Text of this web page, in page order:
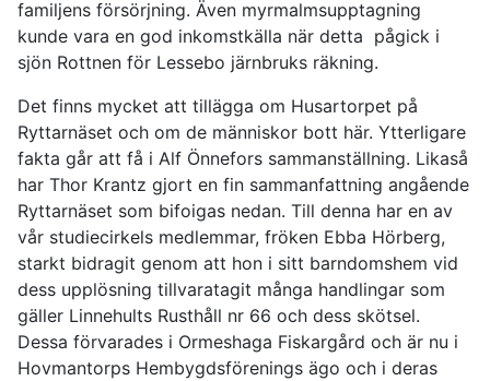
familjens försörjning. Även myrmalmsupptagning
kunde vara en god inkomstkälla när detta pågick i
sjön Rottnen för Lessebo järnbruks räkning.
Det finns mycket att tillägga om Husartorpet på
Ryttarnäset och om de människor bott här. Ytterligare
fakta går att få i Alf Önnefors sammanställning. Likaså
har Thor Krantz gjort en fin sammanfattning angående
Ryttarnäset som bifoigas nedan. Till denna har en av
vår studiecirkels medlemmar, fröken Ebba Hörberg,
starkt bidragit genom att hon i sitt barndomshem vid
dess upplösning tillvaratagit många handlingar som
gäller Linnehults Rusthåll nr 66 och dess skötsel.
Dessa förvarades i Ormeshaga Fiskargård och är nu i
Hovmantorps Hembygdsförenings ägo och i deras